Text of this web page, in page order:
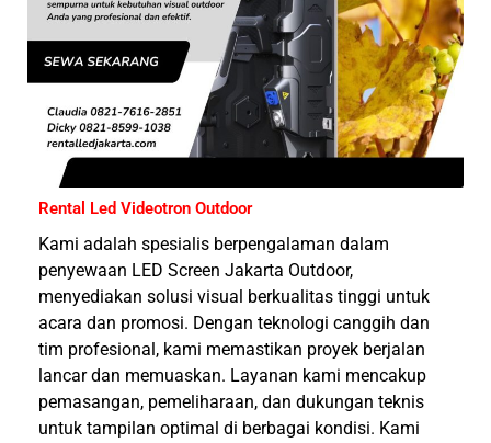
Rental Led Videotron Outdoor
Kami adalah spesialis berpengalaman dalam
penyewaan LED Screen Jakarta Outdoor,
menyediakan solusi visual berkualitas tinggi untuk
acara dan promosi. Dengan teknologi canggih dan
tim profesional, kami memastikan proyek berjalan
lancar dan memuaskan. Layanan kami mencakup
pemasangan, pemeliharaan, dan dukungan teknis
untuk tampilan optimal di berbagai kondisi. Kami